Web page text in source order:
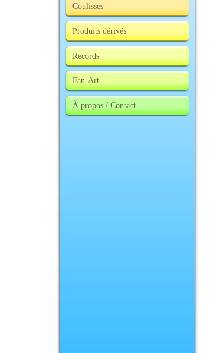
Coulisses
Produits dérivés
Records
Fan-Art
À propos / Contact